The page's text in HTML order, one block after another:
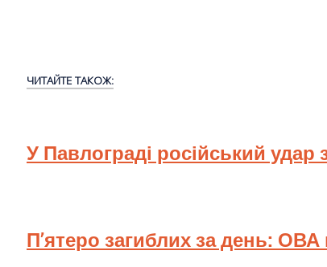
ЧИТАЙТЕ ТАКОЖ:
У Павлограді російський
П’ятеро загиблих за день: